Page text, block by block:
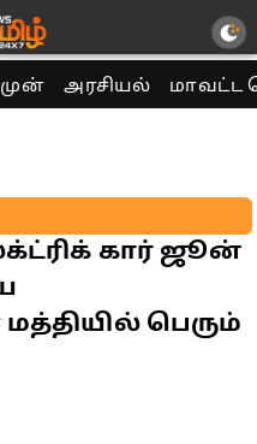
அரசியல் மாவட்ட
கார் ஜூன்
பெரும்